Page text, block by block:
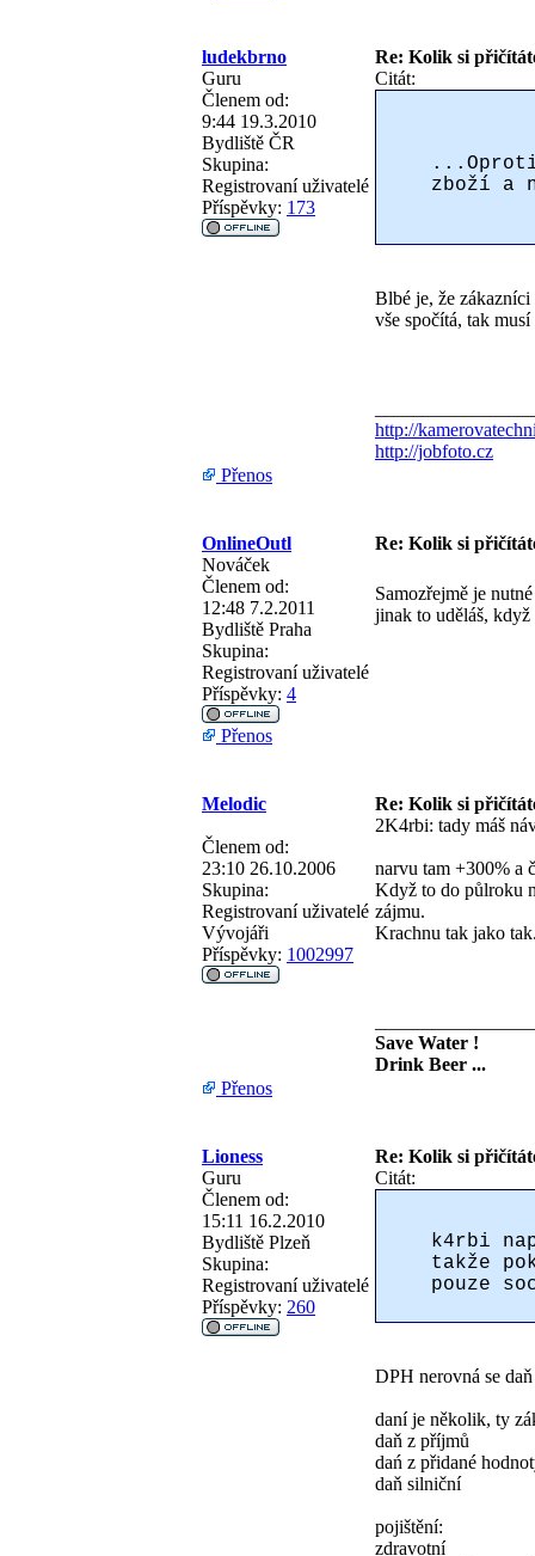
ludekbrno
Re: Kolik si
Guru
Členem od:
9:44 19.3.2010
Bydliště ČR
Skupina:
Registrovaní uživatelé
Příspěvky: 173
Citát:
zboží a
Blbé je, že
vše spočítá, tak
http://
http://jobfoto.cz
Přenos
OnlineOutl
Re: Kolik si
Nováček
Členem od:
12:48 7.2.2011
Bydliště Praha
Skupina:
Registrovaní uživatelé
Příspěvky: 4
Samozřejmě je
jinak to uděláš, když
Přenos
Melodic Re: Kolik si
Členem od:
23:10 26.10.2006
Skupina:
Registrovaní uživatelé
Vývojáři
Příspěvky: 1002997
2K4rbi: tady máš
narvu tam +300% a
Když to do půlroku
zájmu.
Krachnu tak jako
Save Water !
Drink Beer ...
Přenos
Lioness
Re: Kolik si
Guru
Členem od:
15:11 16.2.2010
Bydliště Plzeň
Skupina:
Registrovaní uživatelé
Příspěvky: 260
Citát:
k4rbi
takže
pouze
DPH nerovná se daň
daní je několik, ty
daň z příjmů
dań z přidané
daň silniční
pojištění:
zdravotní